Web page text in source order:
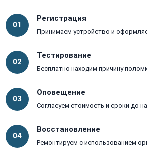
01
Регистрация
Принимаем устройство и
02
Тестирование
Бесплатно находим причину
03
Оповещение
Согласуем стоимость и сроки до
04
Восстановление
Ремонтируем с использованием